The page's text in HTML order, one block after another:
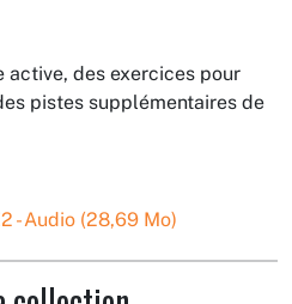
active, des exercices pour
pistes supplémentaires de
- Audio (28,69 Mo)